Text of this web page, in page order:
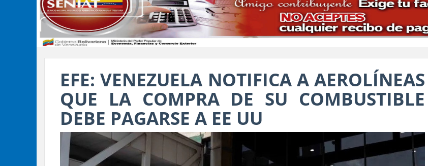
EFE: VENEZUELA NOTIFICA A AEROLÍNEAS
QUE LA COMPRA DE SU COMBUSTIBLE
DEBE PAGARSE A EE UU